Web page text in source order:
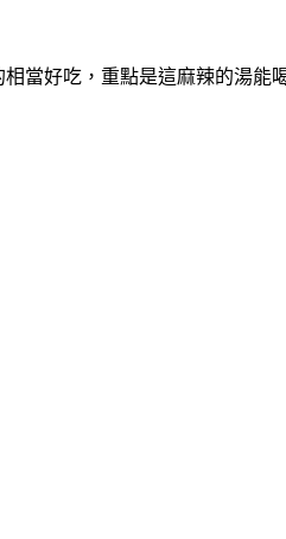
當好吃，重點是這麻辣的湯能